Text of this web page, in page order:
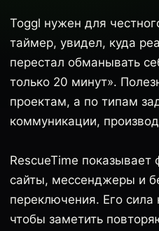
Toggl нужен для
таймер, увидел, куда
перестал обманывать
только 20 минут».
проектам, а по типам
коммуникации,
RescueTime показывает
сайты, мессенджеры и
переключения. Его сила
чтобы заметить